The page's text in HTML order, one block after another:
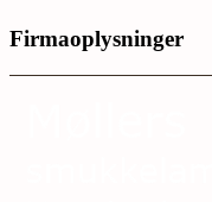
Firmaoplysninger